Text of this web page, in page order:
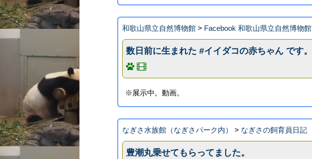
和歌山県立自然博物館 > Facebook 和歌山県立自然博物館
数日前に生まれた #イイダコの赤ちゃん です。
※展示中。動画。
なぎさ水族館（なぎさパーク内） > なぎさの飼育員日記
豊潮丸乗せてもらってました。